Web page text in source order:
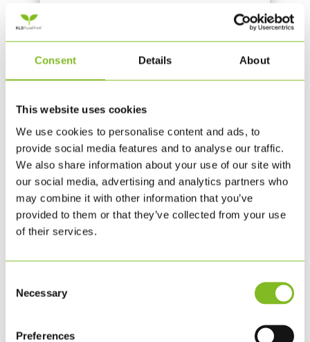
Consent Details About
This website uses cookies
We use cookies to personalise content and ads, to
provide social media features and to analyse our traffic.
We also share information about your use of our site with
our social media, advertising and analytics partners who
may combine it with other information that you’ve
provided to them or that they’ve collected from your use
of their services.
Selection
Necessary
Preferences
KLS PurePrint has had the first two steps of the
Science Based Targets Network process, Step 1:
Assess and Step 2: Prioritize, validated. Læs
nyheden på dansk her. As published on the SBTN
Target Tracker, KLS PurePrint has completed a
materiality assessment and...
LÆS MERE